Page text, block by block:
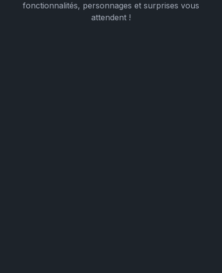
fonctionnalités, personnages et surprises vous
attendent !